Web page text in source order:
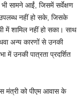
सामने आईं, जिसमें सर्वेक्षण
नहीं हो सके, जिसके
में शामिल नहीं हो सका। साथ
अन्य कारणों से उनकी
में उनकी पात्रता प्रदर्शित